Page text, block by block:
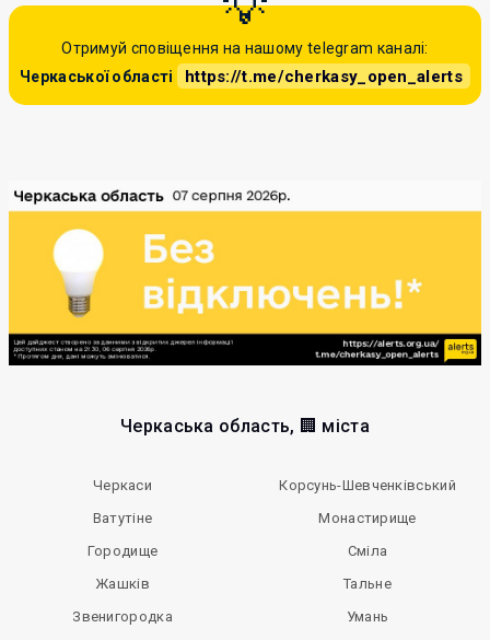
Отримуй сповіщення на нашому telegram каналі:
Черкаської області
https://t.me/cherkasy_open_alerts
Черкаська область, 🏢 міста
Черкаси
Ватутіне
Городище
Жашків
Звенигородка
Корсунь-Шевченківський
Монастирище
Сміла
Тальне
Умань